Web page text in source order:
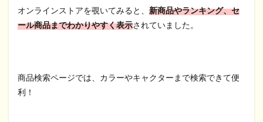
オンラインストアを覗いてみると、 新商品やランキング、セ
ール商品までわかりやすく表示されていました。
商品検索ページでは、カラーやキャクターまで検索できて便
利！